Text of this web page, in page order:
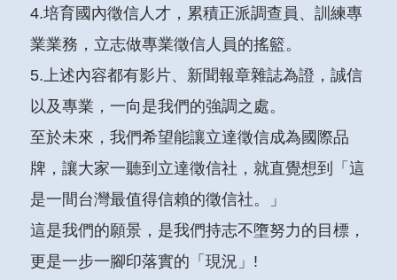
4.培育國內徵信人才，累積正派調查員、訓練專
業業務，立志做專業徵信人員的搖籃。
5.上述內容都有影片、新聞報章雜誌為證，誠信
以及專業，一向是我們的強調之處。
至於未來，我們希望能讓立達徵信成為國際品
牌，讓大家一聽到立達徵信社，就直覺想到「這
是一間台灣最值得信賴的徵信社。」
這是我們的願景，是我們持志不墮努力的目標，
更是一步一腳印落實的「現況」!